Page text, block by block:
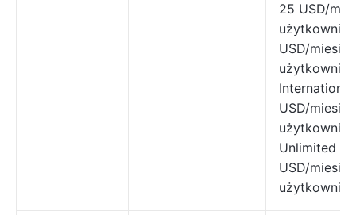
25 USD/
USD/
USD/
Unlimited
USD/
użytkownika